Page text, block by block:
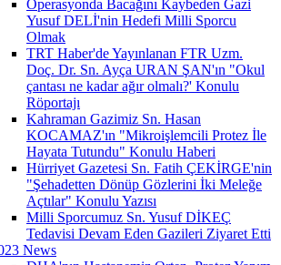
Operasyonda Bacağını Kaybeden Gazi
Yusuf DELİ'nin Hedefi Milli Sporcu
Olmak
TRT Haber'de Yayınlanan FTR Uzm.
Doç. Dr. Sn. Ayça URAN ŞAN'ın "Okul
çantası ne kadar ağır olmalı?' Konulu
Röportajı
Kahraman Gazimiz Sn. Hasan
KOCAMAZ'ın "Mikroişlemcili Protez İle
Hayata Tutundu" Konulu Haberi
Hürriyet Gazetesi Sn. Fatih ÇEKİRGE'nin
"Şehadetten Dönüp Gözlerini İki Meleğe
Açtılar" Konulu Yazısı
Milli Sporcumuz Sn. Yusuf DİKEÇ
Tedavisi Devam Eden Gazileri Ziyaret Etti
News